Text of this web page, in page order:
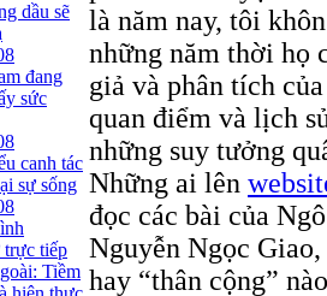
dầu sẽ
đang
sức
canh tác
sự sống
tiếp
Tiềm
là năm nay, tôi
những năm thời họ
giả và phân tích
quan điểm và lịch
những suy tưởng
Những ai lên
đọc các bài của
Nguyễn Ngọc
hay “thân cộng”